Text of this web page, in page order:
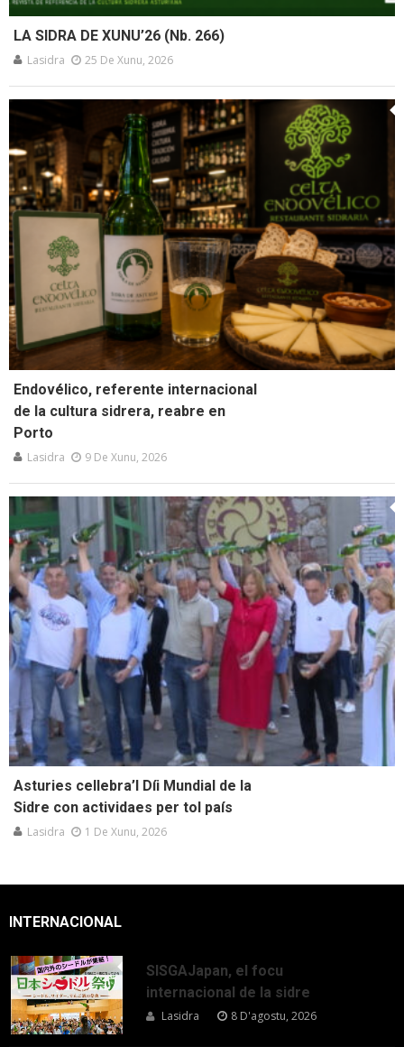
LA SIDRA DE XUNU’26 (Nb. 266)
Lasidra 25 De Xunu, 2026
Endovélico, referente internacional
de la cultura sidrera, reabre en
Porto
Lasidra 9 De Xunu, 2026
Asturies cellebra’l Díi Mundial de la
Sidre con actividaes per tol país
Lasidra 1 De Xunu, 2026
INTERNACIONAL
SISGAJapan, el focu
internacional de la sidre
Lasidra 8 D'agostu, 2026